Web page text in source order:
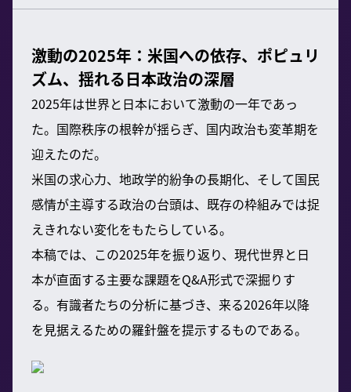
激動の2025年：米国への依存、ポピュリ
ズム、揺れる日本政治の深層
2025年は世界と日本において激動の一年であっ
た。国際秩序の根幹が揺らぎ、国内政治も変革期を
迎えたのだ。
米国の求心力、地政学的紛争の長期化、そして国民
感情が主導する政治の台頭は、既存の枠組みでは捉
えきれない変化をもたらしている。
本稿では、この2025年を振り返り、現代世界と日
本が直面する主要な課題をQ&A形式で深掘りす
る。有識者たちの分析に基づき、来る2026年以降
を見据えるための羅針盤を提示するものである。